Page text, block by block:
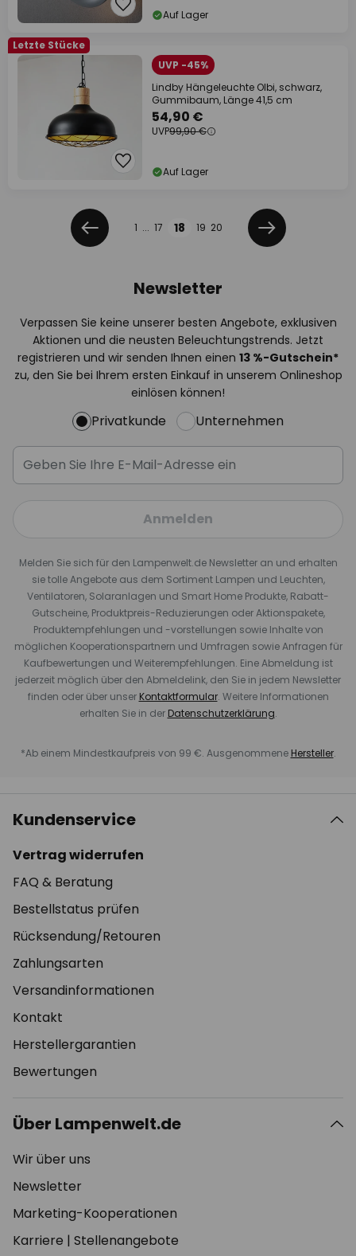
Auf Lager
Letzte Stücke
UVP -45%
Lindby Hängeleuchte Olbi, schwarz,
Gummibaum, Länge 41,5 cm
54,90 €
UVP99,90 €
Auf Lager
Zurück
Seite
1 ... 17 18 19 20
Weiter
Newsletter
Verpassen Sie keine unserer besten Angebote, exklusiven
Aktionen und die neusten Beleuchtungstrends. Jetzt
registrieren und wir senden Ihnen einen 13 %-Gutschein*
zu, den Sie bei Ihrem ersten Einkauf in unserem Onlineshop
einlösen können!
Privatkunde Unternehmen
Anmelden
Melden Sie sich für den Lampenwelt.de Newsletter an und erhalten
sie tolle Angebote aus dem Sortiment Lampen und Leuchten,
Ventilatoren, Solaranlagen und Smart Home Produkte, Rabatt-
Gutscheine, Produktpreis-Reduzierungen oder Aktionspakete,
Produktempfehlungen und -vorstellungen sowie Inhalte von
möglichen Kooperationspartnern und Umfragen sowie Anfragen für
Kaufbewertungen und Weiterempfehlungen. Eine Abmeldung ist
jederzeit möglich über den Abmeldelink, den Sie in jedem Newsletter
finden oder über unser Kontaktformular. Weitere Informationen
erhalten Sie in der Datenschutzerklärung.
*Ab einem Mindestkaufpreis von 99 €. Ausgenommene Hersteller.
Kundenservice
Vertrag widerrufen
FAQ & Beratung
Bestellstatus prüfen
Rücksendung/Retouren
Zahlungsarten
Versandinformationen
Kontakt
Herstellergarantien
Bewertungen
Über Lampenwelt.de
Wir über uns
Newsletter
Marketing-Kooperationen
Karriere | Stellenangebote